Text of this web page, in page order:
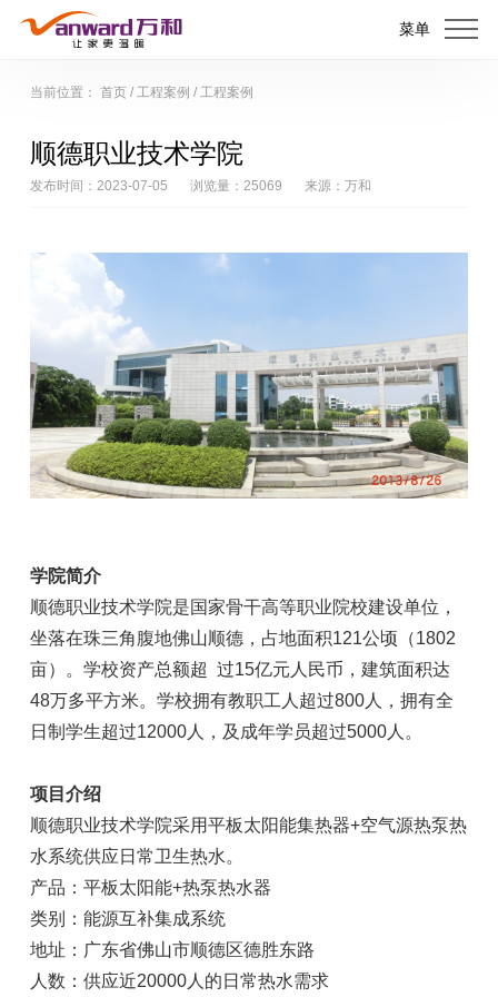
菜单
当前位置： 首页/ 工程案例 / 工程案例
顺德职业技术学院
发布时间：2023-07-05 浏览量：25069 来源：万和
学院简介
顺德职业技术学院是国家骨干高等职业院校建设单位，
坐落在珠三角腹地佛山顺德，占地面积121公顷（1802
亩）。学校资产总额超 过15亿元人民币，建筑面积达
48万多平方米。学校拥有教职工人超过800人，拥有全
日制学生超过12000人，及成年学员超过5000人。
项目介绍
顺德职业技术学院采用平板太阳能集热器+空气源热泵热
水系统供应日常卫生热水。
产品：平板太阳能+热泵热水器
类别：能源互补集成系统
地址：广东省佛山市顺德区德胜东路
人数：供应近20000人的日常热水需求